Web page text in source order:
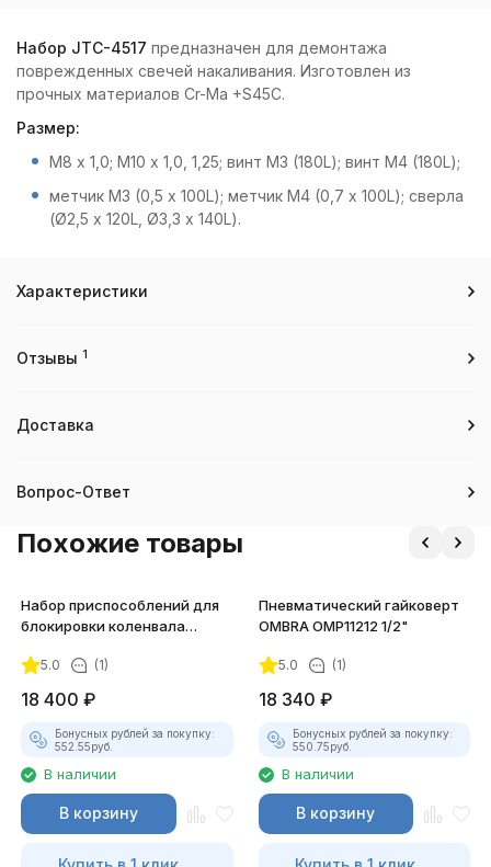
Набор JTC-4517 предназначен для демонтажа
поврежденных свечей накаливания. Изготовлен из
прочных материалов Cr-Ma +S45C.
Размер:
М8 х 1,0; М10 х 1,0, 1,25; винт М3 (180L); винт М4 (180L);
метчик М3 (0,5 х 100L); метчик М4 (0,7 х 100L); сверла
(Ø2,5 х 120L, Ø3,3 х 140L).
Характеристики
Отзывы 1
Доставка
Вопрос-Ответ
Похожие товары
Набор приспособлений для
блокировки коленвала
4128
5.0 (1)
18 400 ₽
Бонусных рублей за покупку:
552.55руб.
В наличии
В корзину
Пневматический гайковерт
OMBRA OMP11212 1/2"
5.0 (1)
18 340 ₽
Бонусных рублей за покупку:
550.75руб.
В наличии
В корзину